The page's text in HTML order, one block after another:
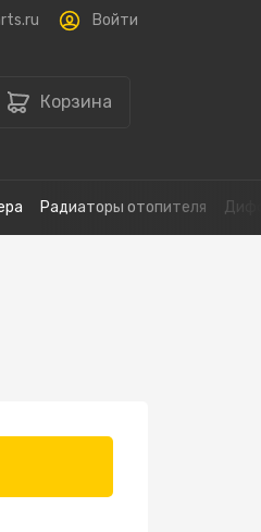
Войти
Корзина
Радиаторы отопителя